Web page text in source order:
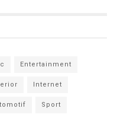
Entertainment
Internet
Sport